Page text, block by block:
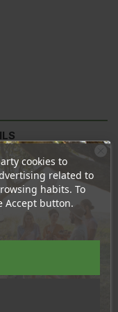
cookies to
related to
habits. To
Accept button.